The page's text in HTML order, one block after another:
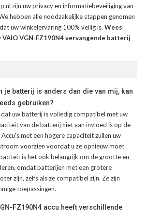
zijn uw privacy en informatiebeveiliging van
hebben alle noodzakelijke stappen genomen
uw winkelervaring 100% veilig is. Wees
VAIO VGN-FZ190N4 vervangende batterij
je batterij is anders dan die van mij, kan
gebruiken?
dat uw batterij is volledig compatibel met uw
van de batterij niet van invloed is op de
met een hogere capaciteit zullen uw
voorzien voordat u ze opnieuw moet
is het ook belangrijk om de grootte en
omdat batterijen met een grotere
zijn, zelfs als ze compatibel zijn. Ze zijn
toepassingen.
FZ190N4 accu heeft verschillende